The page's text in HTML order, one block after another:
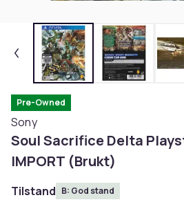
Pre-Owned
Sony
Soul Sacrifice Delta
IMPORT (Brukt)
Tilstand B: God stand